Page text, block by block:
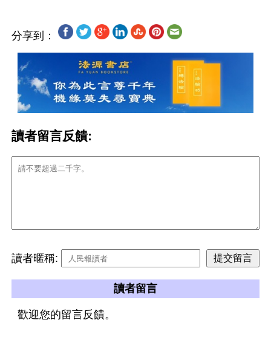
分享到：
讀者留言反饋:
讀者暱稱:
讀者留言
歡迎您的留言反饋。